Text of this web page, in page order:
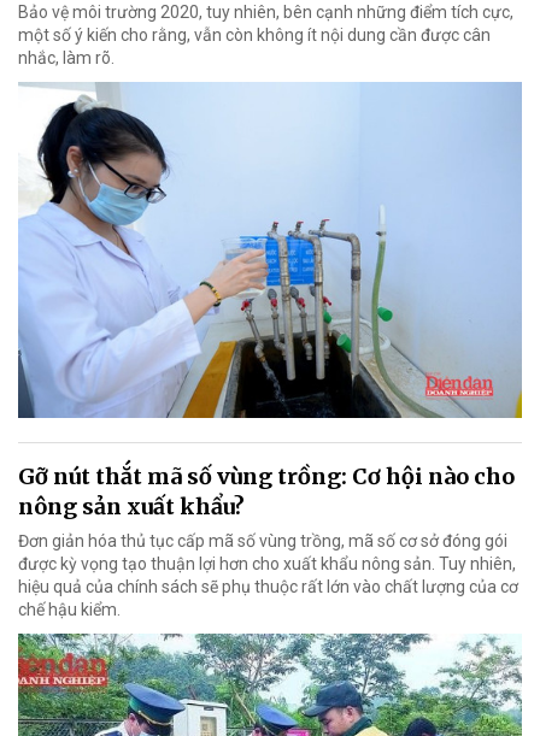
Bảo vệ môi trường 2020, tuy nhiên, bên cạnh những điểm tích cực,
một số ý kiến cho rằng, vẫn còn không ít nội dung cần được cân
nhắc, làm rõ.
Gỡ nút thắt mã số vùng trồng: Cơ hội nào cho
nông sản xuất khẩu?
Đơn giản hóa thủ tục cấp mã số vùng trồng, mã số cơ sở đóng gói
được kỳ vọng tạo thuận lợi hơn cho xuất khẩu nông sản. Tuy nhiên,
hiệu quả của chính sách sẽ phụ thuộc rất lớn vào chất lượng của cơ
chế hậu kiểm.